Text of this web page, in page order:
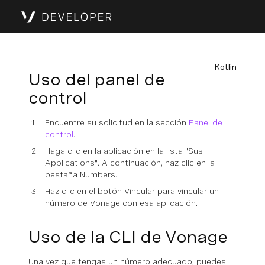
Kotlin
Uso del panel de
control
Encuentre su solicitud en la sección Panel de
control.
Haga clic en la aplicación en la lista "Sus
Applications". A continuación, haz clic en la
pestaña Numbers.
Haz clic en el botón Vincular para vincular un
número de Vonage con esa aplicación.
Uso de la CLI de Vonage
Una vez que tengas un número adecuado, puedes